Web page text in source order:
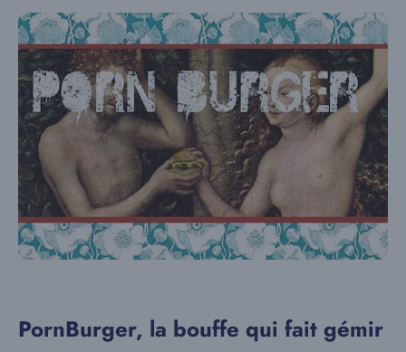
PornBurger, la bouffe qui fait gémir